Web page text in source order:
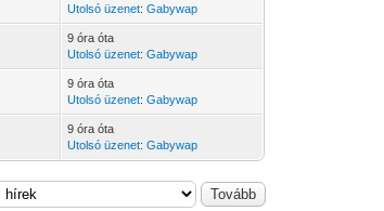
Utolsó üzenet:Gabywap
9 óra óta
Utolsó üzenet:Gabywap
9 óra óta
Utolsó üzenet:Gabywap
9 óra óta
Utolsó üzenet:Gabywap